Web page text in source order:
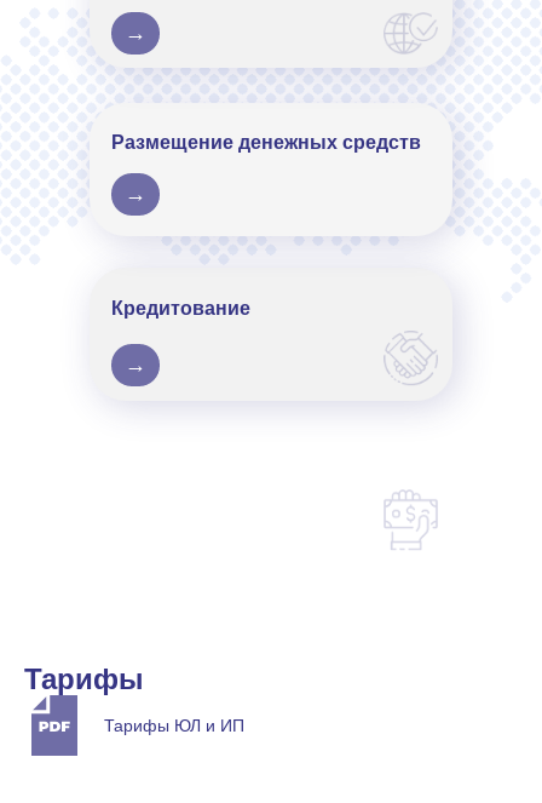
→
Размещение денежных средств
→
→
Кредитование
Тарифы
Тарифы ЮЛ и ИП